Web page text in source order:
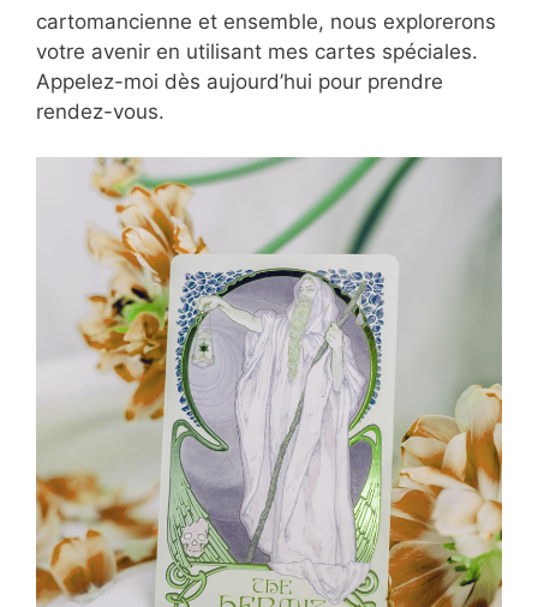
cartomancienne et ensemble, nous explorerons
votre avenir en utilisant mes cartes spéciales.
Appelez-moi dès aujourd’hui pour prendre
rendez-vous.